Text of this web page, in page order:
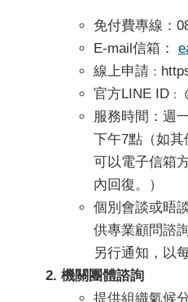
免付費專線：
E-mail信箱：
線上申請 ：
官方LINE ID ：
服務時間：週
下午7點（如其
可以電子信箱
內回復。）
個別會談或晤
供專業顧問諮
另行通知，以
機關團體諮詢
提供組織氣候